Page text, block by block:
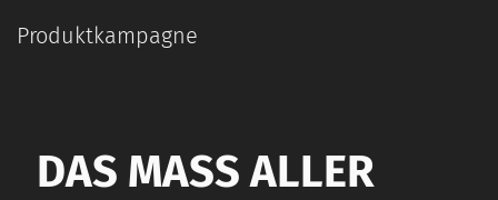
Produktkampagne
DAS MASS ALLER D